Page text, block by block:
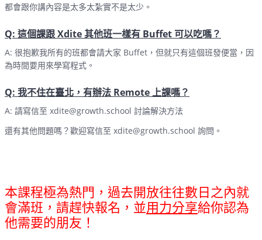
都會跟你講內容是太多太紮實不是太少。
Q: 這個課跟 Xdite 其他班一樣有 Buffet 可以吃嗎？
A: 很抱歉我所有的班都會請大家 Buffet，但就只有這個班發便當，因
為時間要用來學寫程式。
Q: 我不住在臺北，有辦法 Remote 上課嗎？
A: 請寫信至 xdite@growth.school 討論解決方法
還有其他問題嗎？歡迎寫信至 xdite@growth.school 詢問。
本課程極為熱門，過去開放往往數日之內就
會滿班 ，請趕快報名，並用力分享給你認為
他需要的朋友！